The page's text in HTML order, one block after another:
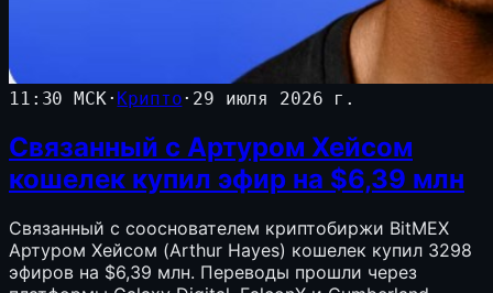
11:30 МСК· Крипто· 29 июля 2026 г.
Связанный с Артуром Хейсом
кошелек купил эфир на $6,39 млн
Связанный с сооснователем криптобиржи BitMEX
Артуром Хейсом (Arthur Hayes) кошелек купил 3298
эфиров на $6,39 млн. Переводы прошли через